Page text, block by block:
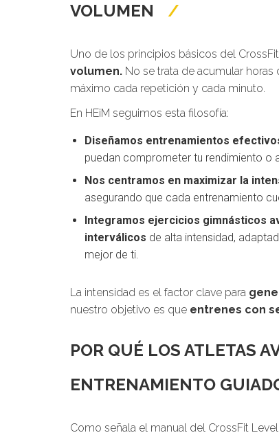
VOLUMEN
Uno de los principios básicos del
volumen. No se trata de acumular
máximo cada repetición y cada minuto.
En HEiM seguimos esta filosofía:
Diseñamos entrenamientos
puedan comprometer tu rendimiento o
Nos centramos en maximizar la
asegurando que cada entrenamiento
Integramos ejercicios gimnásticos
interválicos de alta intensidad,
mejor de ti.
La intensidad es el factor clave para
nuestro objetivo es que entrenes con
POR QUÉ LOS ATLETAS
ENTRENAMIENTO
Como señala el manual del CrossFit